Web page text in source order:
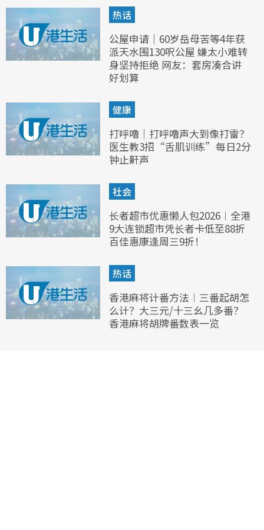
热话
公屋申请｜60岁岳母苦等4年获
派天水围130呎公屋 嫌太小难转
身坚持拒绝 网友：套房凑合讲
好划算
健康
打呼噜｜打呼噜声大到像打雷？
医生教3招“舌肌训练”每日2分
钟止鼾声
社会
长者超市优惠懒人包2026︱全港
9大连锁超市凭长者卡低至88折
百佳惠康逢周三9折！
热话
香港麻将计番方法︱三番起胡怎
么计？大三元/十三幺几多番？
香港麻将胡牌番数表一览